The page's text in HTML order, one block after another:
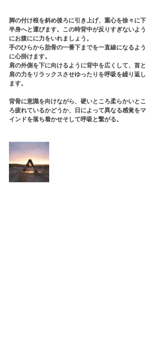
脚の付け根を斜め後ろに引き上げ、重心を徐々に下
半身へと運びます。この時背中が反りすぎないよう
にお腹にに力をいれましょう。
手のひらから肋骨の一番下までを一直線になるよう
に心掛けます。
肩の外側を下に向けるように背中を広くして、首と
肩の力をリラックスさせゆったりを呼吸を繰り返し
ます。
背骨に意識を向けながら、硬いところ柔らかいとこ
ろ疲れているかどうか、日によって異なる感覚をマ
インドを落ち着かせそして呼吸と繋がる。